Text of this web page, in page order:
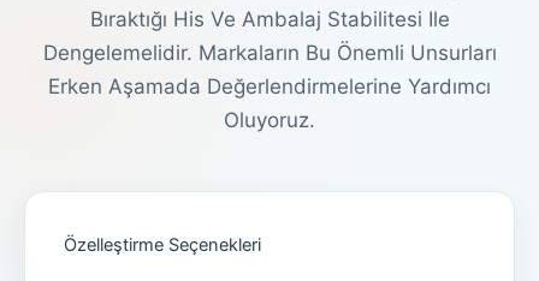
Bıraktığı His Ve Ambalaj Stabilitesi Ile
Dengelemelidir. Markaların Bu Önemli Unsurları
Erken Aşamada Değerlendirmelerine Yardımcı
Oluyoruz.
Özelleştirme Seçenekleri